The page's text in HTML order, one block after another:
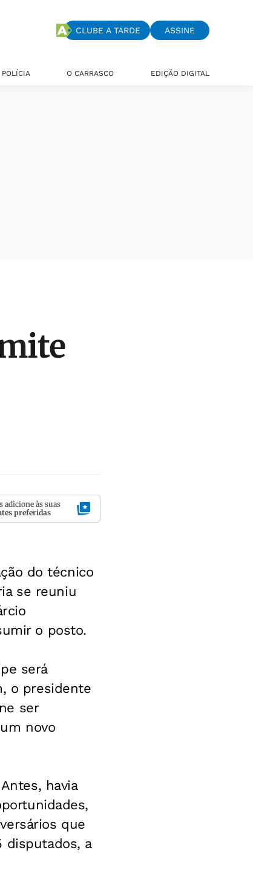
CLUBE A TARDE ASSINE
POLÍCIA O CARRASCO EDIÇÃO DIGITAL
adicione às suas
preferidas
do técnico
se reuniu
o posto.
será
o presidente
ser
novo
havia
que
disputados, a